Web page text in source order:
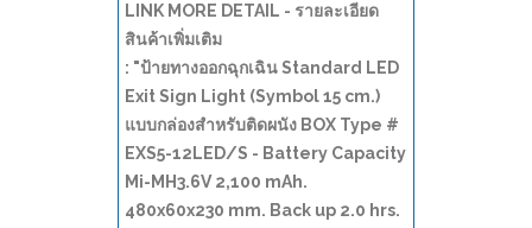
LINK MORE DETAIL - รายละเอียด
สินค้าเพิ่มเติม
: "ป้ายทางออกฉุกเฉิน Standard LED
Exit Sign Light (Symbol 15 cm.)
แบบกล่องสำหรับติดผนัง BOX Type #
EXS5-12LED/S - Battery Capacity
Mi-MH3.6V 2,100 mAh.
480x60x230 mm. Back up 2.0 hrs.